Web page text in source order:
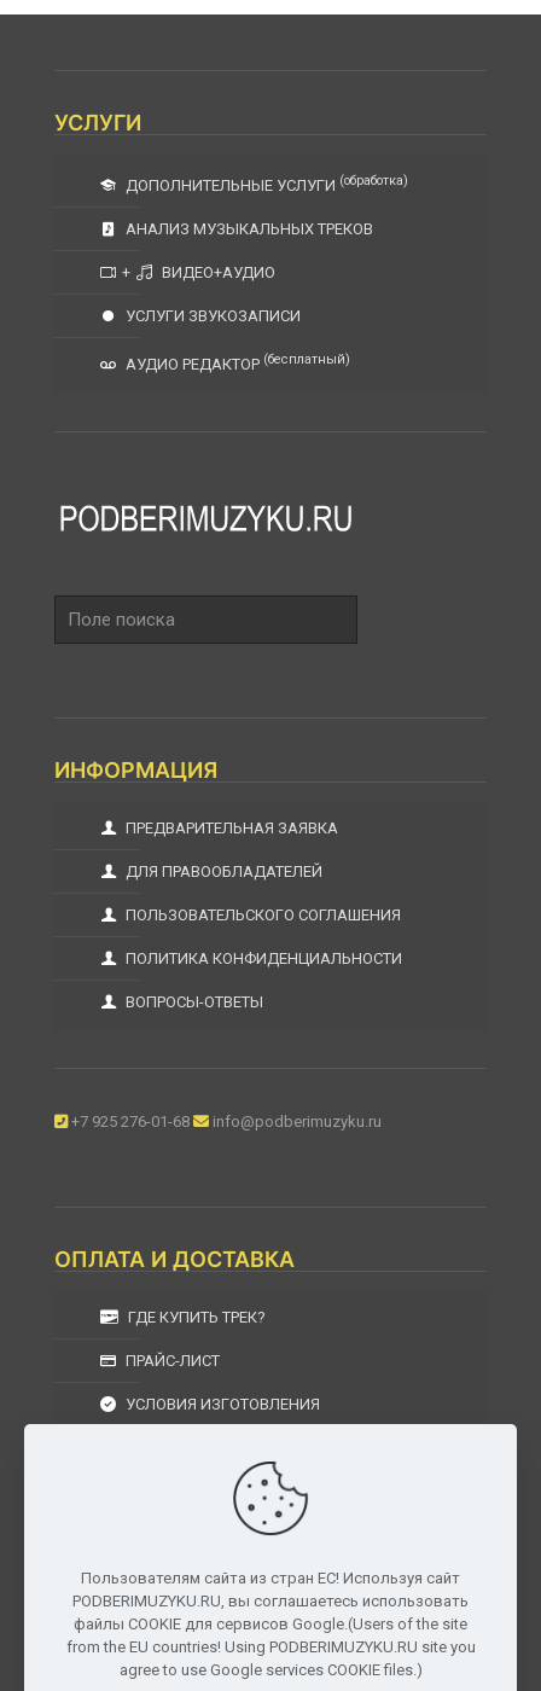
УСЛУГИ
ДОПОЛНИТЕЛЬНЫЕ УСЛУГИ (обработка)
АНАЛИЗ МУЗЫКАЛЬНЫХ ТРЕКОВ
+ ВИДЕО+АУДИО
УСЛУГИ ЗВУКОЗАПИСИ
АУДИО РЕДАКТОР (бесплатный)
поиска
ИНФОРМАЦИЯ
ПРЕДВАРИТЕЛЬНАЯ ЗАЯВКА
ДЛЯ ПРАВООБЛАДАТЕЛЕЙ
ПОЛЬЗОВАТЕЛЬСКОГО СОГЛАШЕНИЯ
ПОЛИТИКА КОНФИДЕНЦИАЛЬНОСТИ
ВОПРОСЫ-ОТВЕТЫ
+7 925 276-01-68 info@podberimuzyku.ru
ОПЛАТА И ДОСТАВКА
ГДЕ КУПИТЬ ТРЕК?
ПРАЙС-ЛИСТ
УСЛОВИЯ ИЗГОТОВЛЕНИЯ
УСЛОВИЯ ВОЗВРАТА
г. Москва, Московская область, Центральный
федеральный округ, РФ, Россия
Пользователям сайта из стран ЕС! Используя сайт
PODBERIMUZYKU.RU, вы соглашаетесь использовать
файлы COOKIE для сервисов Google.(Users of the site
from the EU countries! Using PODBERIMUZYKU.RU site you
agree to use Google services COOKIE files.)